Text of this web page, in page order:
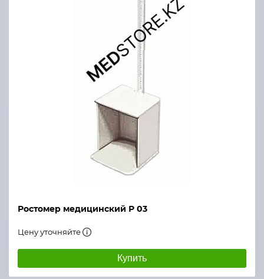
Ростомер медицинский Р 03
Цену уточняйте
Купить